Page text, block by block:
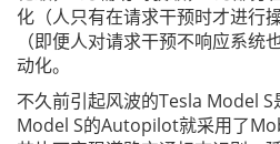
化（人只有在请求干预时才进行
（即便人对请求干预不响应系统
动化。
不久前引起风波的Tesla Model
Model S的Autopilot就采用了